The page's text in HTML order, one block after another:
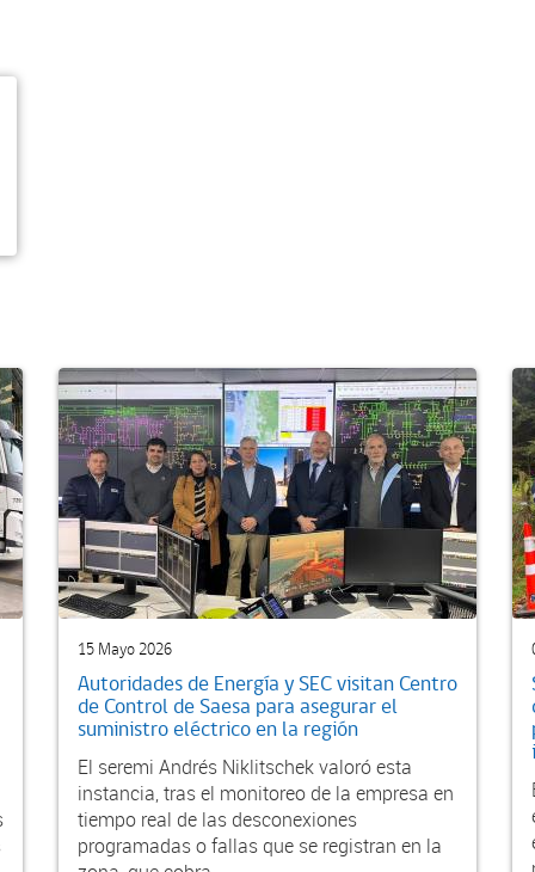
15 Mayo 2026
Autoridades de Energía y SEC visitan Centro
de Control de Saesa para asegurar el
suministro eléctrico en la región
El seremi Andrés Niklitschek valoró esta
instancia, tras el monitoreo de la empresa en
tiempo real de las desconexiones
programadas o fallas que se registran en la